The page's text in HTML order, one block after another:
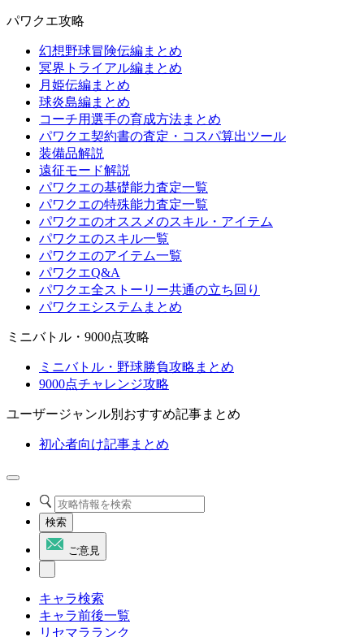
パワクエ攻略
幻想野球冒険伝編まとめ
冥界トライアル編まとめ
月姫伝編まとめ
球炎島編まとめ
コーチ用選手の育成方法まとめ
パワクエ契約書の査定・コスパ算出ツール
装備品解説
遠征モード解説
パワクエの基礎能力査定一覧
パワクエの特殊能力査定一覧
パワクエのオススメのスキル・アイテム
パワクエのスキル一覧
パワクエのアイテム一覧
パワクエQ&A
パワクエ全ストーリー共通の立ち回り
パワクエシステムまとめ
ミニバトル・9000点攻略
ミニバトル・野球勝負攻略まとめ
9000点チャレンジ攻略
ユーザージャンル別おすすめ記事まとめ
初心者向け記事まとめ
検索
ご意見
キャラ検索
キャラ前後一覧
リセマラランク